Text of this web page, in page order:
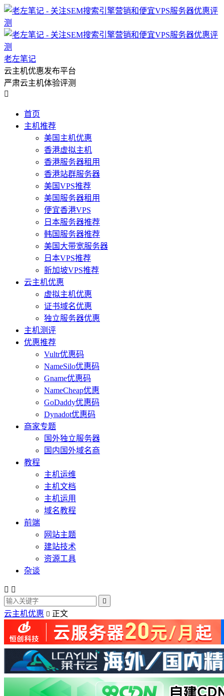
老左笔记
云主机优惠发布平台
严肃云主机体验评测

首页
主机推荐
美国主机优惠
香港虚拟主机
香港服务器租用
香港站群服务器
美国VPS推荐
美国服务器租用
便宜香港VPS
日本服务器推荐
韩国服务器推荐
美国大带宽服务器
日本VPS推荐
新加坡VPS推荐
云主机优惠
虚拟主机优惠
证书域名优惠
独立服务器优惠
主机测评
优惠推荐
Vultr优惠码
NameSilo优惠码
Gname优惠码
NameCheap优惠
GoDaddy优惠码
Dynadot优惠码
商家专题
国外独立服务器
国内国外域名商
教程
主机运维
主机文档
主机运用
域名教程
前端
网站主题
建站技术
资源工具
杂谈
 

云主机优惠  正文